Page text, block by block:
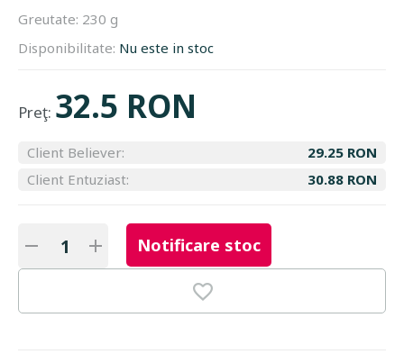
Greutate: 230 g
Disponibilitate: Nu este in stoc
Preţ: 32.5 RON
Client Believer:
29.25 RON
Client Entuziast:
30.88 RON
Notificare stoc